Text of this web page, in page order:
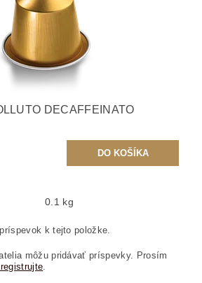
DECAFFEINATO
0.1 kg
k tejto položke.
môžu pridávať príspevky. Prosím